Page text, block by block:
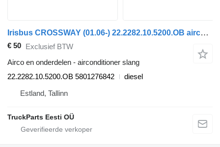
Irisbus CROSSWAY (01.06-) 22.2282.10.5200.OB airconditioner slang voor Irisbus Arway, Crossway, Crealis, Magelys, Proway, Daily Tourys (2006-)
€ 50 Exclusief BTW
Airco en onderdelen - airconditioner slang
22.2282.10.5200.OB 5801276842
diesel
Estland, Tallinn
TruckParts Eesti OÜ